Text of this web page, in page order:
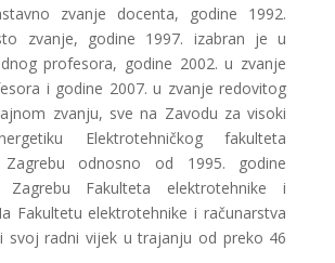
zvanje docenta, godine 1992.
zvanje, godine 1997. izabran je u
profesora, godine 2002. u zvanje
i godine 2007. u zvanje redovitog
zvanju, sve na Zavodu za visoki
Elektrotehničkog fakulteta
Zagrebu odnosno od 1995. godine
Zagrebu Fakulteta elektrotehnike i
Fakultetu elektrotehnike i računarstva
svoj radni vijek u trajanju od preko 46